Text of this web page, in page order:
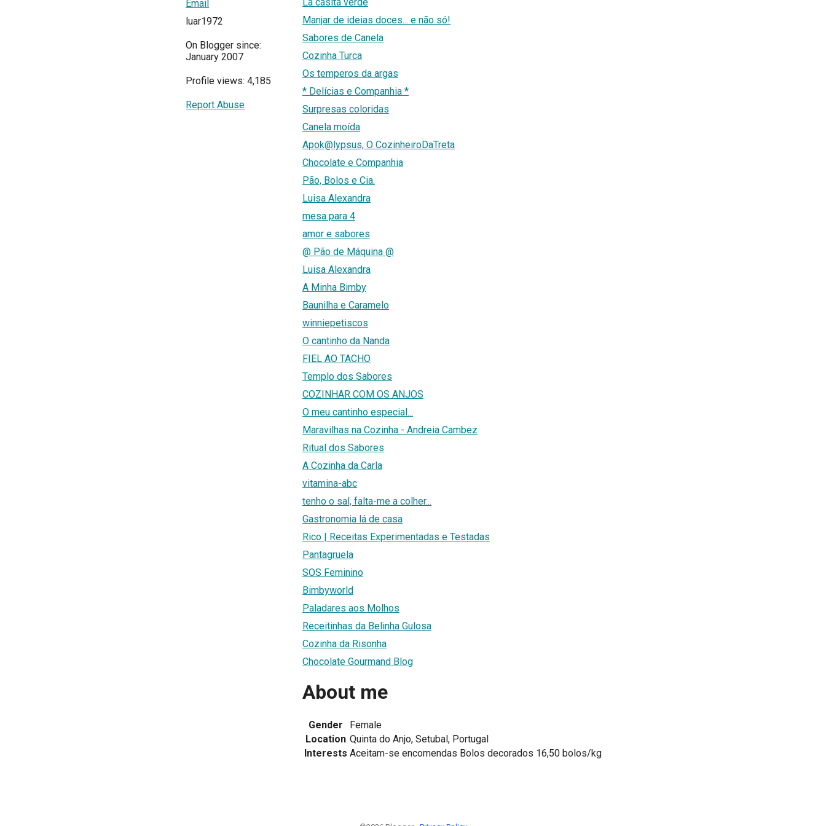
Email
luar1972
On Blogger since:
January 2007
Profile views: 4,185
Report Abuse
Manjar de ideias doces... e não só!
Sabores de Canela
Cozinha Turca
Os temperos da argas
* Delícias e Companhia *
Surpresas coloridas
Canela moída
Apok@lypsus, O CozinheiroDaTreta
Chocolate e Companhia
Pão, Bolos e Cia.
Luisa Alexandra
mesa para 4
amor e sabores
@ Pão de Máquina @
Luisa Alexandra
A Minha Bimby
Baunilha e Caramelo
winniepetiscos
O cantinho da Nanda
FIEL AO TACHO
Templo dos Sabores
COZINHAR COM OS ANJOS
O meu cantinho especial...
Maravilhas na Cozinha - Andreia Cambez
Ritual dos Sabores
A Cozinha da Carla
vitamina-abc
tenho o sal, falta-me a colher...
Gastronomia lá de casa
Rico | Receitas Experimentadas e Testadas
Pantagruela
SOS Feminino
Bimbyworld
Paladares aos Molhos
Receitinhas da Belinha Gulosa
Cozinha da Risonha
Chocolate Gourmand Blog
About me
Gender
Female
Location Quinta do Anjo, Setubal, Portugal
Interests Aceitam-se encomendas Bolos decorados 16,50 bolos/kg